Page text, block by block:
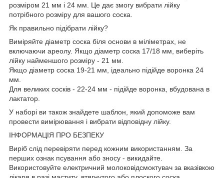
розміром 21 мм і 24 мм. Це дає змогу вибрати лійку
потрібного розміру для вашого соска.
Як правильно підібрати лійку?
Виміряйте діаметр соска біля основи в міліметрах, не
включаючи ареолу. Якщо діаметр соска 17/18 мм, виберіть
лійку найменшого розміру - 21 мм.
Якщо діаметр соска 19-21 мм, ідеально підійде воронка 24
мм.
Для великих сосків - 22-24 мм - підійде воронка, вбудована в
лактатор.
У наборі ви також знайдете шаблон, який допоможе вам
провести вимірювання і вибрати відповідну лійку.
ІНФОРМАЦІЯ ПРО БЕЗПЕКУ
Виріб слід перевіряти перед кожним використанням. За
перших ознак псування або зносу - викидайте.
Використовуйте електричний молоковідсмоктувач за вказівкою